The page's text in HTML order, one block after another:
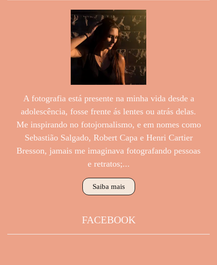
A fotografia está presente na minha vida desde a
adolescência, fosse frente ás lentes ou atrás delas.
Me inspirando no fotojornalismo, e em nomes como
Sebastião Salgado, Robert Capa e Henri Cartier
Bresson, jamais me imaginava fotografando pessoas
e retratos;...
Saiba mais
FACEBOOK